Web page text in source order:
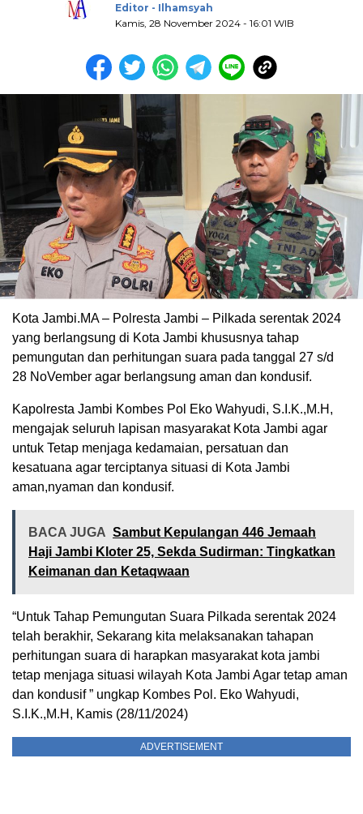
Editor - Ilhamsyah
Kamis, 28 November 2024 - 16:01 WIB
Kota Jambi.MA – Polresta Jambi – Pilkada serentak 2024
yang berlangsung di Kota Jambi khususnya tahap
pemungutan dan perhitungan suara pada tanggal 27 s/d
28 NoVember agar berlangsung aman dan kondusif.
Kapolresta Jambi Kombes Pol Eko Wahyudi, S.I.K.,M.H,
mengajak seluruh lapisan masyarakat Kota Jambi agar
untuk Tetap menjaga kedamaian, persatuan dan
kesatuana agar terciptanya situasi di Kota Jambi
aman,nyaman dan kondusif.
BACA JUGA Sambut Kepulangan 446 Jemaah
Haji Jambi Kloter 25, Sekda Sudirman: Tingkatkan
Keimanan dan Ketaqwaan
“Untuk Tahap Pemungutan Suara Pilkada serentak 2024
telah berakhir, Sekarang kita melaksanakan tahapan
perhitungan suara di harapkan masyarakat kota jambi
tetap menjaga situasi wilayah Kota Jambi Agar tetap aman
dan kondusif ” ungkap Kombes Pol. Eko Wahyudi,
S.I.K.,M.H, Kamis (28/11/2024)
ADVERTISEMENT